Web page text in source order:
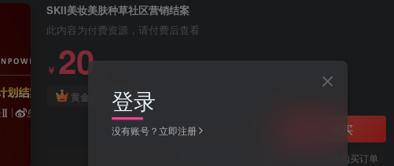
SKII美妆美肤种草社区营销结案
此内容为付费资源，请付费后查看
￥ 20
黄金会员 免费
立即购买
您当前未登录！建议登陆后购买，可保存购买订单
登录
没有账号？立即注册